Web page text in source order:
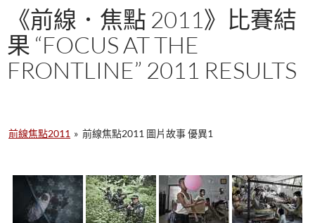
容
《前線．焦點 2011》比賽結
果 “FOCUS AT THE
FRONTLINE” 2011 RESULTS
前線焦點2011 » 前線焦點2011 圖片故事 優異1